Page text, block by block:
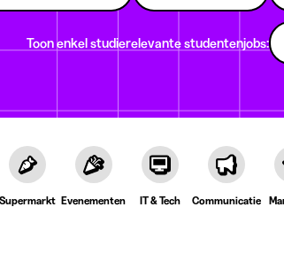
Toon enkel studierelevante studentenjobs:
Supermarkt Evenementen IT & Tech Communicatie